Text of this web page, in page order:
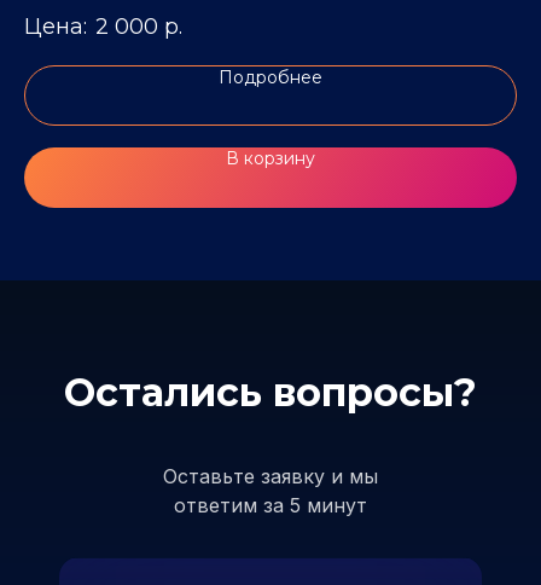
2 000 р.
Подробнее
В корзину
Остались вопросы?
Оставьте заявку и мы
ответим за 5 минут